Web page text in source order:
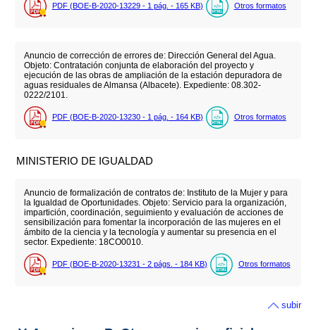
PDF (BOE-B-2020-13229 - 1 pág. - 165 KB) Otros formatos
Anuncio de corrección de errores de: Dirección General del Agua.
Objeto: Contratación conjunta de elaboración del proyecto y
ejecución de las obras de ampliación de la estación depuradora de
aguas residuales de Almansa (Albacete). Expediente: 08.302-
0222/2101.
PDF (BOE-B-2020-13230 - 1 pág. - 164 KB) Otros formatos
MINISTERIO DE IGUALDAD
Anuncio de formalización de contratos de: Instituto de la Mujer y para
la Igualdad de Oportunidades. Objeto: Servicio para la organización,
impartición, coordinación, seguimiento y evaluación de acciones de
sensibilización para fomentar la incorporación de las mujeres en el
ámbito de la ciencia y la tecnología y aumentar su presencia en el
sector. Expediente: 18CO0010.
PDF (BOE-B-2020-13231 - 2 págs. - 184 KB) Otros formatos
subir